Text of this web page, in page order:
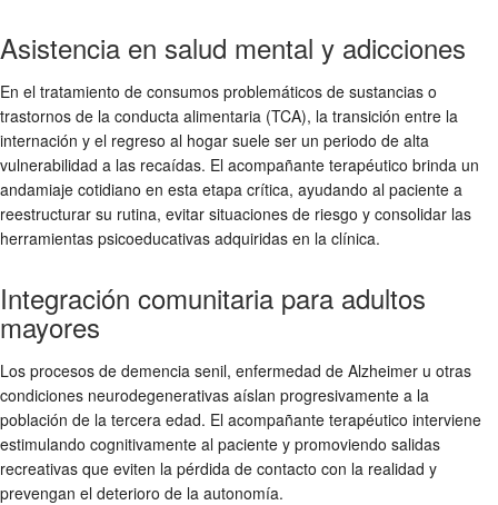
Asistencia en salud mental y adicciones
En el tratamiento de consumos problemáticos de sustancias o
trastornos de la conducta alimentaria (TCA), la transición entre la
internación y el regreso al hogar suele ser un periodo de alta
vulnerabilidad a las recaídas. El acompañante terapéutico brinda un
andamiaje cotidiano en esta etapa crítica, ayudando al paciente a
reestructurar su rutina, evitar situaciones de riesgo y consolidar las
herramientas psicoeducativas adquiridas en la clínica.
Integración comunitaria para adultos
mayores
Los procesos de demencia senil, enfermedad de Alzheimer u otras
condiciones neurodegenerativas aíslan progresivamente a la
población de la tercera edad. El acompañante terapéutico interviene
estimulando cognitivamente al paciente y promoviendo salidas
recreativas que eviten la pérdida de contacto con la realidad y
prevengan el deterioro de la autonomía.